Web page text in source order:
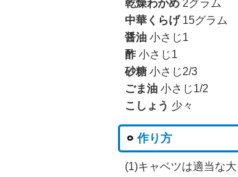
乾燥わかめ 2グラム
中華くらげ15グラム
醤油 小さじ1
酢小さじ1
砂糖 小さじ2/3
ごま油 小さじ1/2
こしょう 少々
作り方
(1)キャベツは適当な